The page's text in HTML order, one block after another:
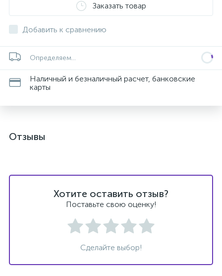
Заказать товар
Добавить к сравнению
Определяем...
Наличный и безналичный расчет, банковские
карты
Отзывы
Хотите оставить отзыв?
Поставьте свою оценку!
Сделайте выбор!